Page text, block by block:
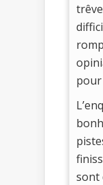
sont